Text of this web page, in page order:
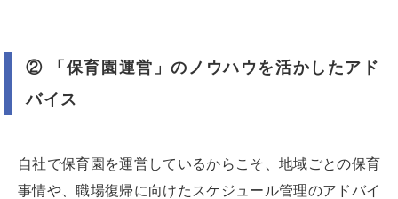
② 「保育園運営」のノウハウを活かしたアド
バイス
自社で保育園を運営しているからこそ、地域ごとの保育
事情や、職場復帰に向けたスケジュール管理のアドバイ